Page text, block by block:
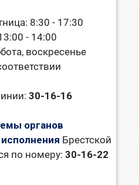
8:30 - 17:30
- 14:00
воскресенье
30-16-16
органов
Брестской
по номеру: 30-16-22